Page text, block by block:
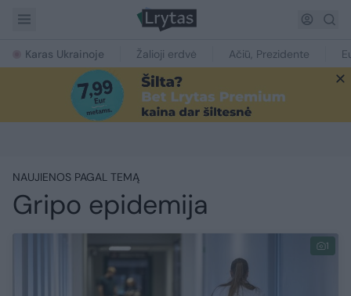
Karas Ukrainoje Žalioji erdvė Ačiū, Prezidente
NAUJIENOS PAGAL TEMĄ
Gripo epidemija
1